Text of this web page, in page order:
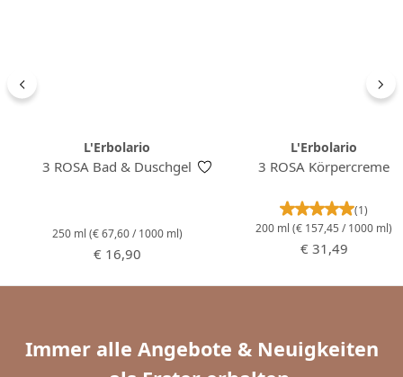
L'Erbolario
3 ROSA Bad & Duschgel
250 ml (€ 67,60 / 1000 ml)
Regulärer Preis:
€ 16,90
L'Erbolario
3 ROSA Körpercreme
(1)
200 ml (€ 157,45 / 1000 ml)
Regulärer Preis:
€ 31,49
Immer alle Angebote & Neuigkeiten